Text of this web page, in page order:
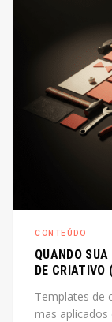
CONTEÚDO
QUANDO
DE CRIATIVO
Templates de
mas